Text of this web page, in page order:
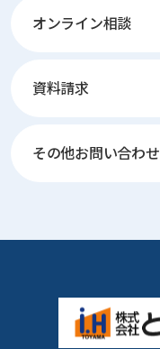
オンライン相談
資料請求
その他お問い合わせ